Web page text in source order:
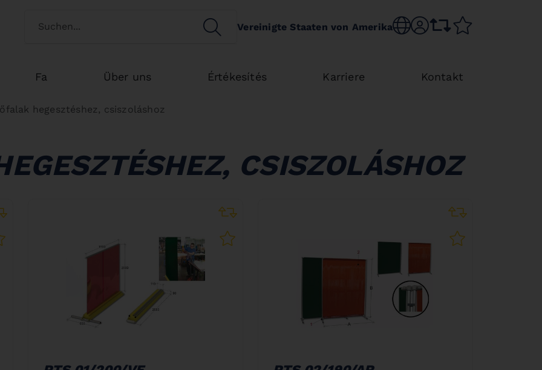
Switch customertype SEARCHVereinigte Staaten von Amerika Choose language
sr.accountcomparison list
Fa Über uns Értékesítés Karriere Kontakt
hegesztéshez, csiszoláshoz
CSISZOLÁSHOZ